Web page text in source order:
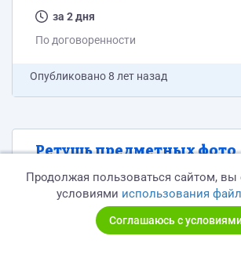
за 2 дня
По договоренности
Опубликовано8 лет назад
Ретушь предметных фото
Здравствуйте! Необходимо
приблизительно 30 предметных фото
продукции. Я прикрепил пример того
Нужно сделать фон абсолютно белым.
предмете чуть добавить контраст.
Фото и Контент
Продолжая пользоваться сайтом, вы
условиями использования
Соглашаюсь с